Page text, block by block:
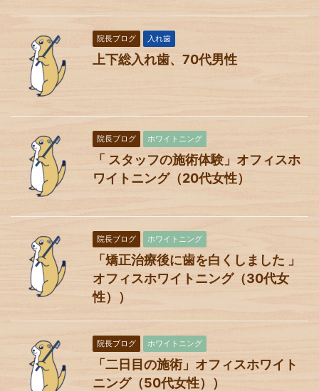
院長ブログ 入れ歯
上下総入れ歯、70代男性
院長ブログ ホワイトニング
「 スタッフの施術体験」オフィスホ
ワイトニング（20代女性）
院長ブログ ホワイトニング
「矯正治療後に歯を白くしました 」
オフィスホワイトニング（30代女
性））
院長ブログ ホワイトニング
「二日目の施術」オフィスホワイト
ニング（50代女性））